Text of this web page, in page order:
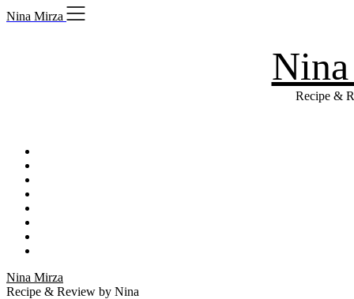
Skip
to
Nina Mirza
Recipe &
Nina Mirza
Recipe & Review by Nina